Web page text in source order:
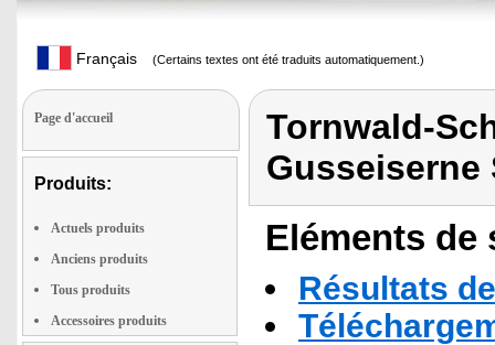
Français (Certains textes ont été traduits automatiquement.)
Page d'accueil
Produits:
Actuels produits
Anciens produits
Tous produits
Accessoires produits
Tornwald-
Gusseiserne
Eléments
Résultats